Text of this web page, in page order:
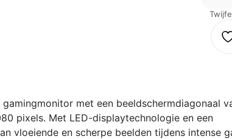
met een beeldschermdiagonaal
pixels. Met LED-displaytechnologie en een
vloeiende en scherpe beelden tijdens intense